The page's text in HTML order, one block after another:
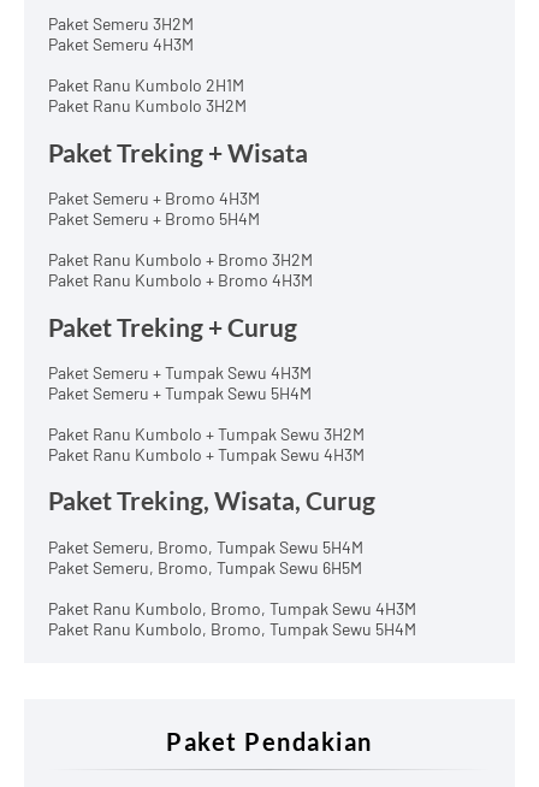
Paket Semeru 3H2M
Paket Semeru 4H3M
Paket Ranu Kumbolo 2H1M
Paket Ranu Kumbolo 3H2M
Paket Treking + Wisata
Paket Semeru + Bromo 4H3M
Paket Semeru + Bromo 5H4M
Paket Ranu Kumbolo + Bromo 3H2M
Paket Ranu Kumbolo + Bromo 4H3M
Paket Treking + Curug
Paket Semeru + Tumpak Sewu 4H3M
Paket Semeru + Tumpak Sewu 5H4M
Paket Ranu Kumbolo + Tumpak Sewu 3H2M
Paket Ranu Kumbolo + Tumpak Sewu 4H3M
Paket Treking, Wisata, Curug
Paket Semeru, Bromo, Tumpak Sewu 5H4M
Paket Semeru, Bromo, Tumpak Sewu 6H5M
Paket Ranu Kumbolo, Bromo, Tumpak Sewu 4H3M
Paket Ranu Kumbolo, Bromo, Tumpak Sewu 5H4M
Paket Pendakian